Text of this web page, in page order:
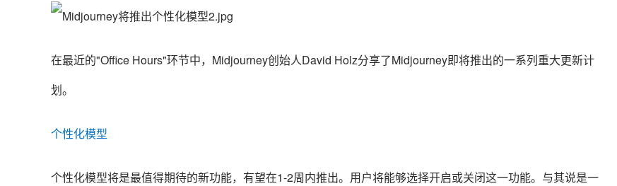
在最近的"Office Hours"环节中，Midjourney创始人David Holz分享了Midjourney即将推出的一系列重大更新计
划。
个性化模型
个性化模型将是最值得期待的新功能，有望在1-2周内推出。用户将能够选择开启或关闭这一功能。与其说是一